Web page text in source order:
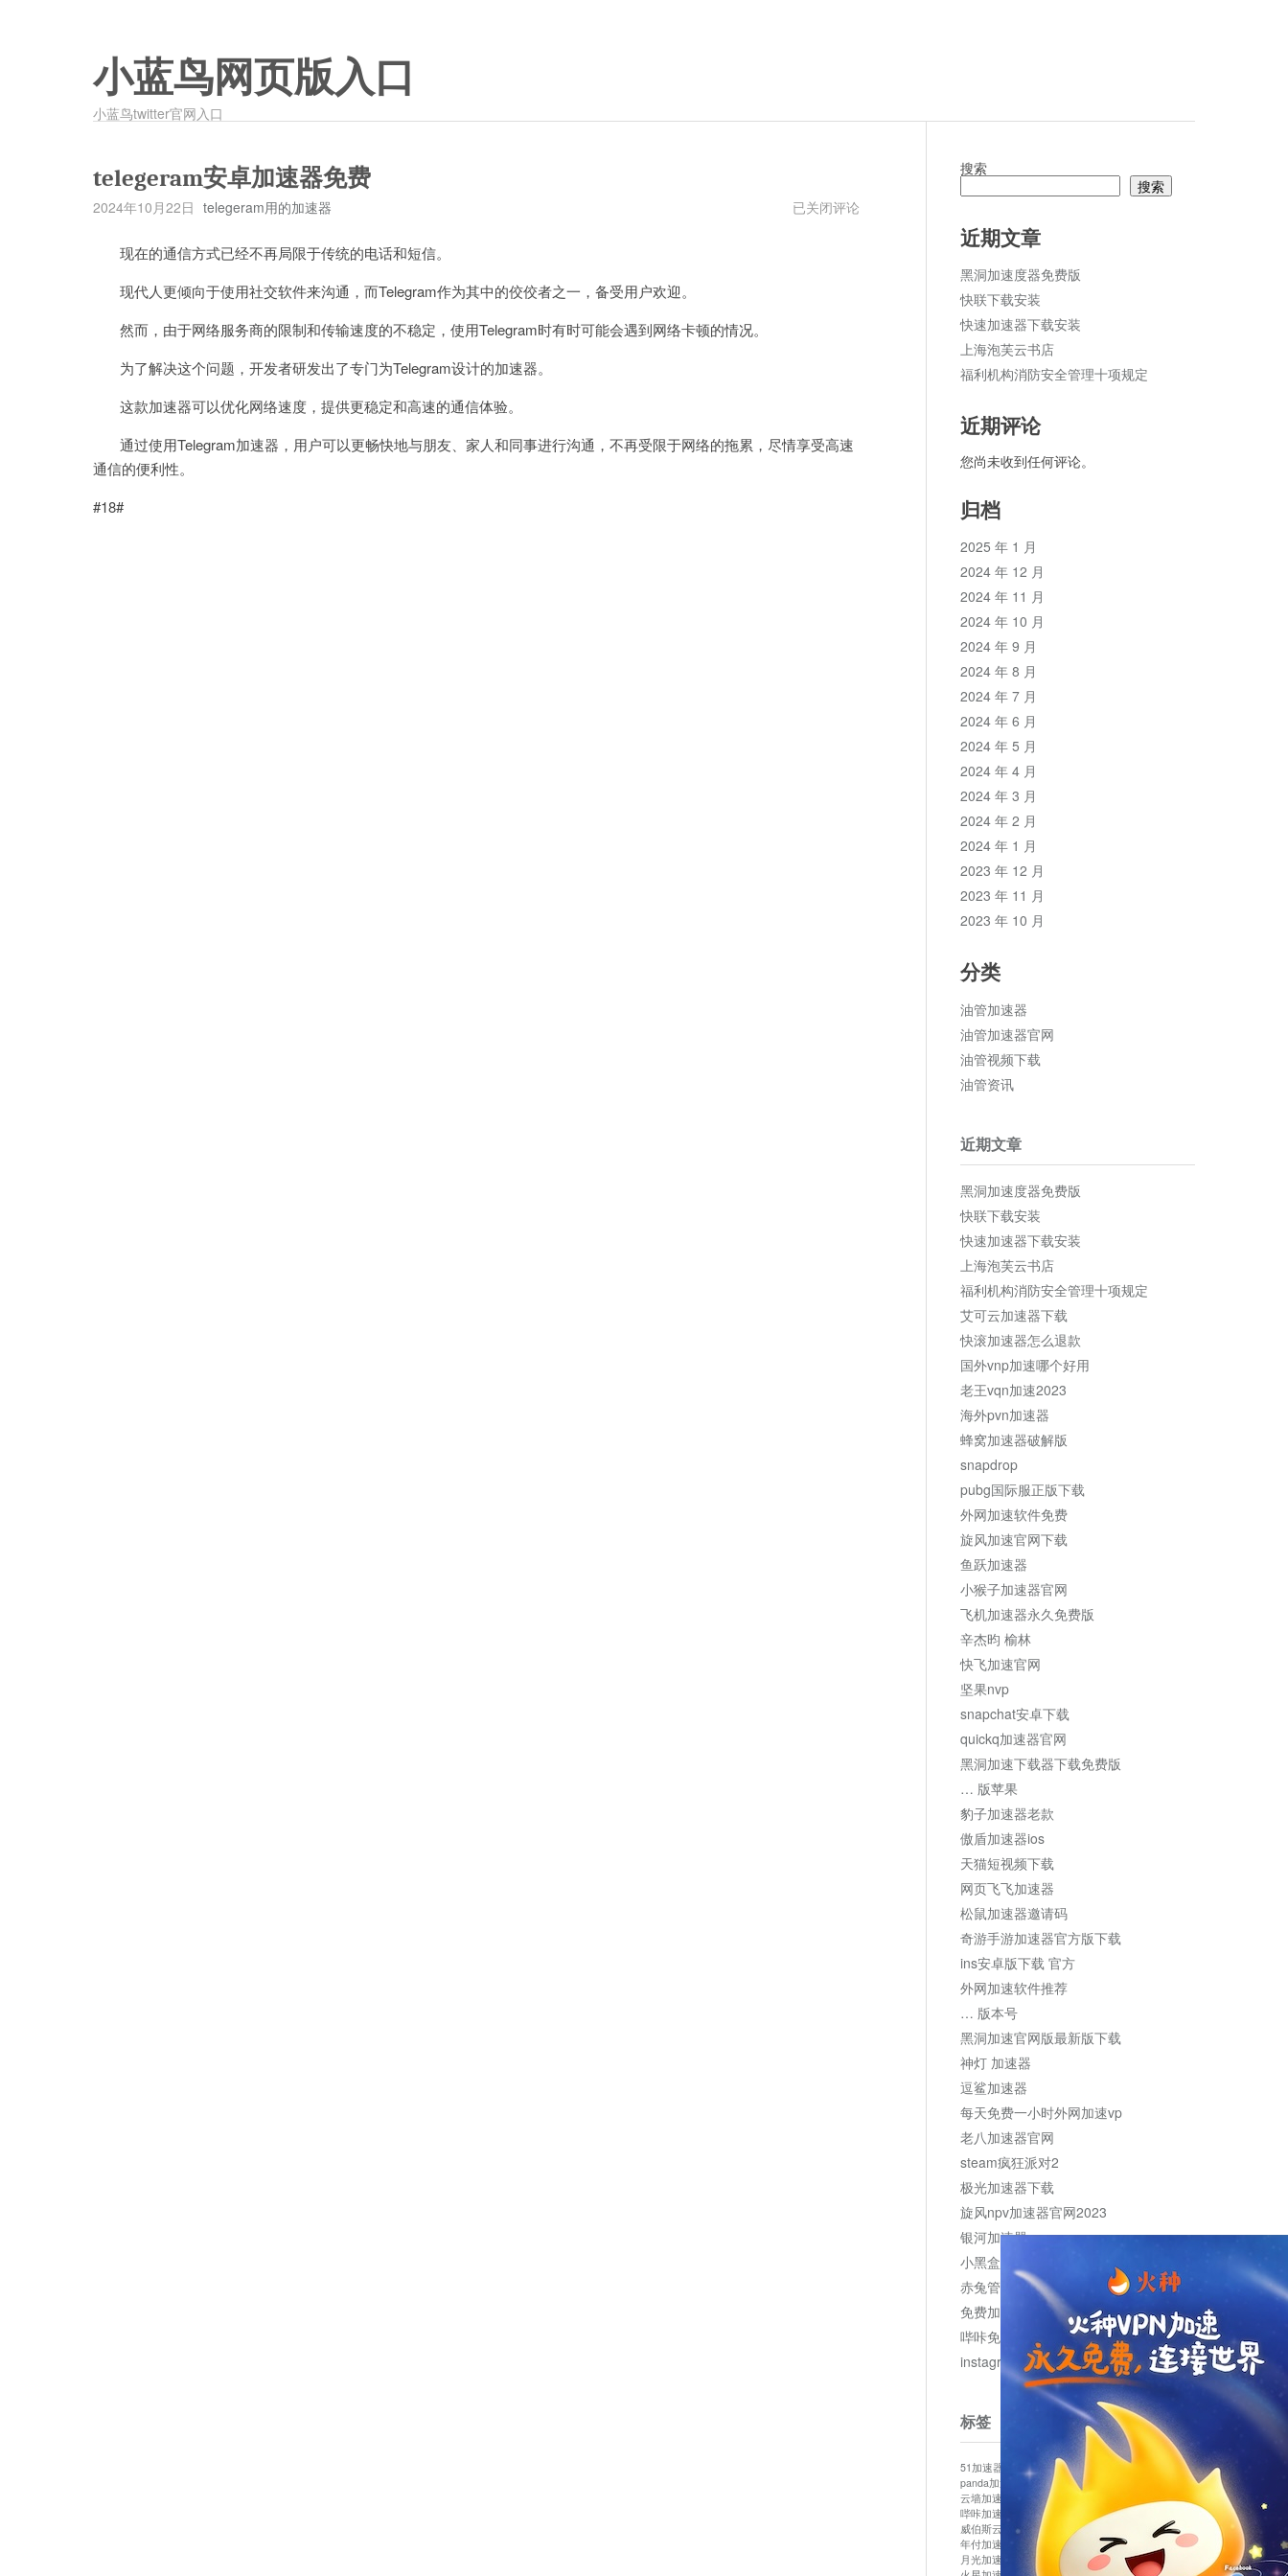
小蓝鸟网页版入口
小蓝鸟twitter官网入口
telegeram安卓加速器免费
2024年10月22日 telegeram用的加速器
telegeram
已关闭评论
现在的通信方式已经不再局限于传统的电话和短信。
现代人更倾向于使用社交软件来沟通，而Telegram作为其中的佼佼者之一，备受用户欢迎。
然而，由于网络服务商的限制和传输速度的不稳定，使用Telegram时有时可能会遇到网络卡顿的情况。
为了解决这个问题，开发者研发出了专门为Telegram设计的加速器。
这款加速器可以优化网络速度，提供更稳定和高速的通信体验。
通过使用Telegram加速器，用户可以更畅快地与朋友、家人和同事进行沟通，不再受限于网络的拖累，尽情享受高速
通信的便利性。
#18#
搜索
搜索
近期文章
黑洞加速度器免费版
快联下载安装
快速加速器下载安装
上海泡芙云书店
福利机构消防安全管理十项规定
近期评论
您尚未收到任何评论。
归档
2025 年 1 月
2024 年 12 月
2024 年 11 月
2024 年 10 月
2024 年 9 月
2024 年 8 月
2024 年 7 月
2024 年 6 月
2024 年 5 月
2024 年 4 月
2024 年 3 月
2024 年 2 月
2024 年 1 月
2023 年 12 月
2023 年 11 月
2023 年 10 月
分类
油管加速器
油管加速器官网
油管视频下载
油管资讯
近期文章
黑洞加速度器免费版
快联下载安装
快速加速器下载安装
上海泡芙云书店
福利机构消防安全管理十项规定
艾可云加速器下载
快滚加速器怎么退款
国外vnp加速哪个好用
老王vqn加速2023
海外pvn加速器
蜂窝加速器破解版
snapdrop
pubg国际服正版下载
外网加速软件免费
旋风加速官网下载
鱼跃加速器
小猴子加速器官网
飞机加速器永久免费版
辛杰昀 榆林
快飞加速官网
坚果nvp
snapchat安卓下载
quickq加速器官网
黑洞加速下载器下载免费版
… 版苹果
豹子加速器老款
傲盾加速器ios
天猫短视频下载
网页飞飞加速器
松鼠加速器邀请码
奇游手游加速器官方版下载
ins安卓版下载 官方
外网加速软件推荐
… 版本号
黑洞加速官网版最新版下载
神灯 加速器
逗鲨加速器
每天免费一小时外网加速vp
老八加速器官网
steam疯狂派对2
极光加速器下载
旋风npv加速器官网2023
银河加速器
小黑盒加速器加速
赤兔管理平台
免费加速器
哔咔免费加速服务器
instagram网页版登录入口
标签
51加速器 bitznet hidecat i7加速器
kuai500
panda加速器
snap加速器 vp加速器
中信加速器
云墙加速器
云速加速器
哔咔加速器
哔咔哔咔加速器 喵云 回锅肉加速器
威伯斯云
小明加速器 小蓝鸟加速器
布谷vp加速器
年付加速器
心阶云 快连 怎么上外网
易飞加速器
月光加速器
机场加速器 松果云 梯子加速器